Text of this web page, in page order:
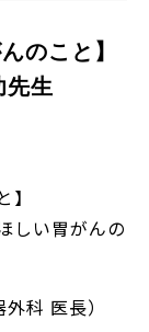
のこと】
先生
しい胃がんの
科 医長）